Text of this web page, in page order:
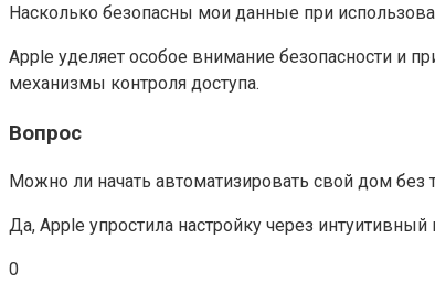
Насколько безопасны мои данные при
Apple уделяет особое внимание безопасности и
механизмы контроля доступа.
Вопрос
Можно ли начать автоматизировать свой дом без
Да, Apple упростила настройку через
0